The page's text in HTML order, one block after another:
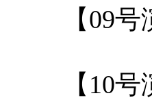
【09
【10